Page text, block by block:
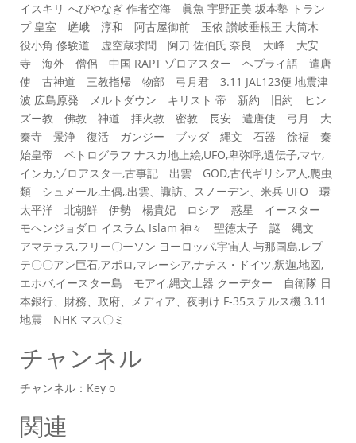
イスキリ へびやなぎ 作者空海 眞魚 宇野正美 坂本塾 トラン
プ 皇室 嵯峨 淳和 阿古屋御前 玉依 讃岐垂根王 大筒木
役小角 修験道 虚空蔵求聞 阿刀 佐伯氏 奈良 大峰 大安
寺 海外 僧侶 中国 RAPT ゾロアスター ヘブライ語 遣唐
使 古神道 三教指帰 物部 弓月君 3.11 JAL123便 地震津
波 広島原発 メルトダウン キリスト 帝 新約 旧約 ヒン
ズー教 佛教 神道 拝火教 密教 長安 遣唐使 弓月 大
秦寺 景浄 復活 ガンジー ブッダ 縄文 石器 徐福 秦
始皇帝 ペトログラフ ナスカ地上絵,UFO,卑弥呼,遺伝子,マヤ,
インカ,ゾロアスター,古事記 出雲 GOD,古代ギリシア人,爬虫
類 シュメール,土偶,,出雲、諏訪、スノーデン、米兵 UFO 環
太平洋 北朝鮮 伊勢 楊貴妃 ロシア 惑星 イースター
モヘンジョダロ イスラム Islam 神々 聖徳太子 謎 縄文
アマテラス,フリー〇ーソン ヨーロッパ,宇宙人 与那国島,レプ
テ〇〇アン巨石,アポロ,マレーシア,ナチス・ドイツ,釈迦,地図,
エホバ,イースター島 モアイ,縄文土器 クーデター 自衛隊 日
本銀行、財務、政府、メディア、夜明け F-35ステルス機 3.11
地震 NHK マス〇ミ
チャンネル
チャンネル：Key o
関連